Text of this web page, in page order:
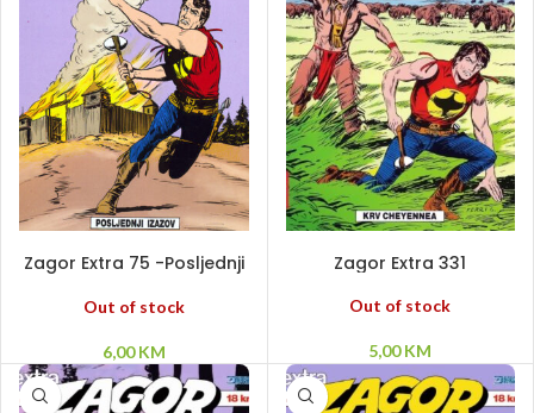
Zagor Extra 75 -Posljednji
Out of stock
6,00KM
Zagor Extra 331
Out of stock
5,00KM